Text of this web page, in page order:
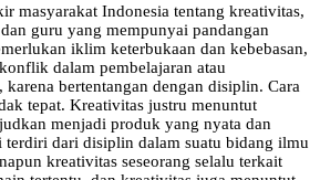
masyarakat Indonesia tentang kreativitas,
guru yang mempunyai pandangan
iklim keterbukaan dan kebebasan,
dalam pembelajaran atau
bertentangan dengan disiplin. Cara
tepat. Kreativitas justru menuntut
menjadi produk yang nyata dan
dari disiplin dalam suatu bidang ilmu
kreativitas seseorang selalu terkait